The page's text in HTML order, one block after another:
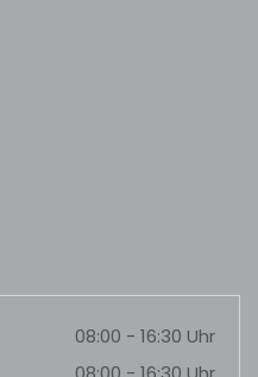
08:00 - 16:30 Uhr